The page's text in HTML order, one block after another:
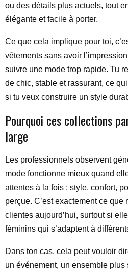
ou des détails plus actuels, tout
élégante et facile à porter.
Ce que cela implique pour toi,
vêtements sans avoir
suivre une mode trop rapide. Tu
de chic, stable et rassurant, ce
si tu veux construire un style
Pourquoi ces collections
large
Les professionnels observent
mode fonctionne mieux quand
attentes à la fois : style, confort,
perçue. C’est exactement ce
clientes aujourd’hui, surtout si
féminins qui s’adaptent à
Dans ton cas, cela peut vouloir
un événement, un ensemble plus